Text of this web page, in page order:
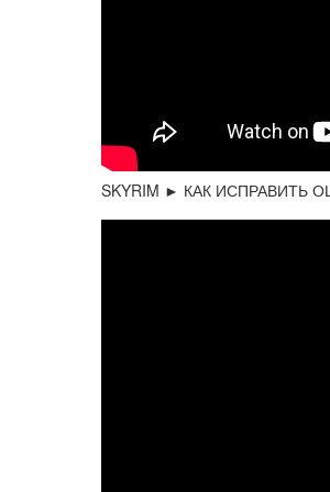
SKYRIM ► КАК ИСПРАВИТЬ